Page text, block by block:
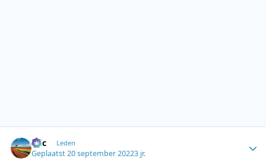
Eric Leden
Geplaatst20 september 20223 jr.